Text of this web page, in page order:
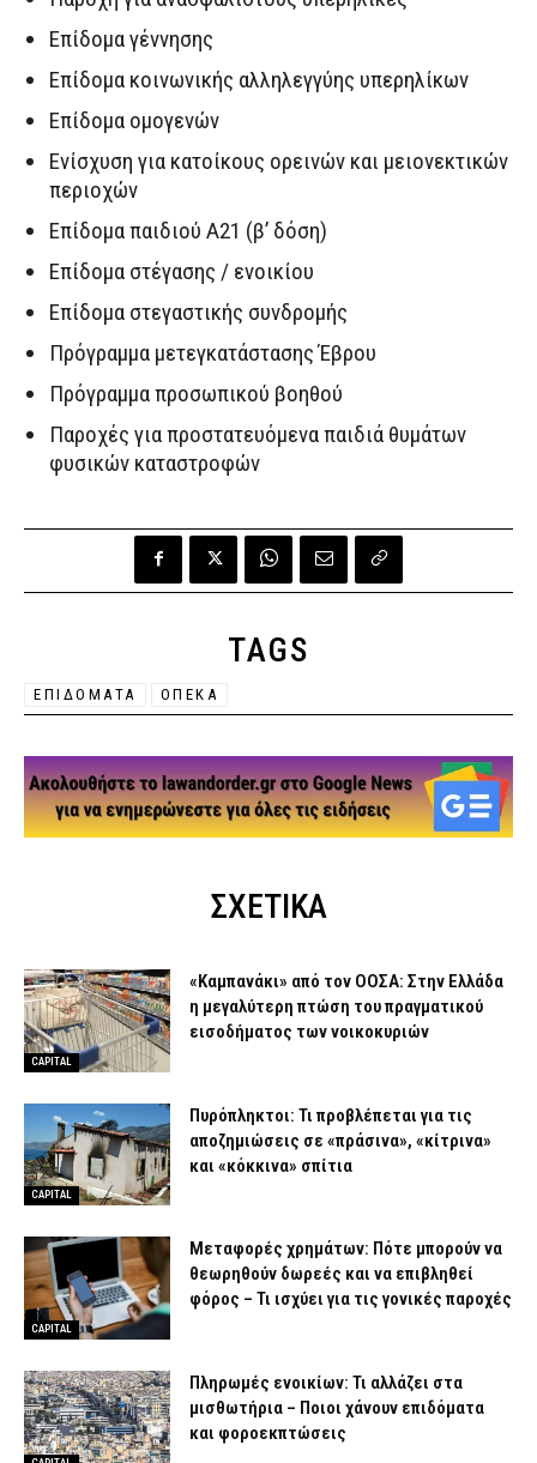
Επίδομα γέννησης
Επίδομα κοινωνικής αλληλεγγύης υπερηλίκων
Επίδομα ομογενών
Ενίσχυση για κατοίκους ορεινών και μειονεκτικών
περιοχών
Επίδομα παιδιού Α21 (β’ δόση)
Επίδομα στέγασης / ενοικίου
Επίδομα στεγαστικής συνδρομής
Πρόγραμμα μετεγκατάστασης Έβρου
Πρόγραμμα προσωπικού βοηθού
Παροχές για προστατευόμενα παιδιά θυμάτων
φυσικών καταστροφών
TAGS
ΕΠΙΔΟΜΑΤΑ ΟΠΕΚΑ
ΣΧΕΤΙΚΑ
CAPITAL
«Καμπανάκι» από τον ΟΟΣΑ: Στην Ελλάδα
η μεγαλύτερη πτώση του πραγματικού
εισοδήματος των νοικοκυριών
CAPITAL
Πυρόπληκτοι: Τι προβλέπεται για τις
αποζημιώσεις σε «πράσινα», «κίτρινα»
και «κόκκινα» σπίτια
CAPITAL
Μεταφορές χρημάτων: Πότε μπορούν να
θεωρηθούν δωρεές και να επιβληθεί
φόρος – Τι ισχύει για τις γονικές παροχές
Πληρωμές ενοικίων: Τι αλλάζει στα
μισθωτήρια – Ποιοι χάνουν επιδόματα
και φοροεκπτώσεις